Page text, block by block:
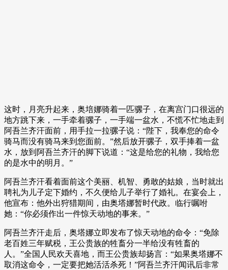
这时，月亮升起来，奥培娜骑着一匹骡子，在离宫门口很远的
地方跳下来，一手牵着骡子，一手端一盆水，不慌不忙地走到
阿吾兰齐汗面前，用手拉一拉骡子说：“陛下，我奉您的命令
骑马而没有骑马来到您面前。”然后放开骡子，双手捧着一盆
水，放到阿吾兰齐汗的脚下说道：“这是给您的礼物，我给您
的是水中的明月。”
阿吾兰齐汗看着面前这个美丽、机智、勇敢的姑娘，当时就出
聘礼为儿子定下婚约，不久便给儿子举行了婚礼。在宴会上，
他宣布：他外出狩猎期间，由奥塔娜暂时代政。临行嘱咐
她：“你必须作出一件惊天动地的事来。”
阿吾兰齐汗走后，奥塔娜立即发布了惊天动地的命令：“免除
老百姓三年赋税，王公贵族的牲畜分一半给没有牲畜的
人。”全国人民欢天喜地，而王公贵族却扬言：“如果奥塔娜不
取消这命令，一定要把她活活杀死！”阿吾兰齐汗闻讯后非常